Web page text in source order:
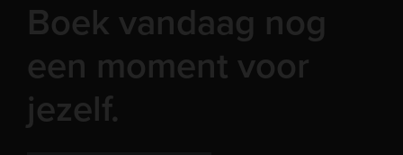
Boek vandaag nog
een moment voor
jezelf.